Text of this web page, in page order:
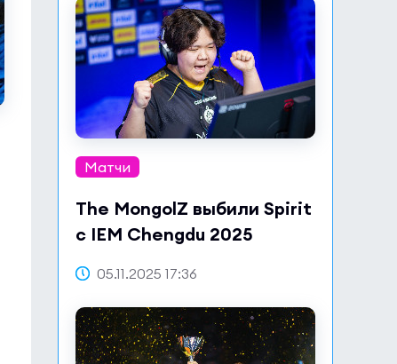
Матчи
The MongolZ выбили Spirit
с IEM Chengdu 2025
05.11.2025 17:36